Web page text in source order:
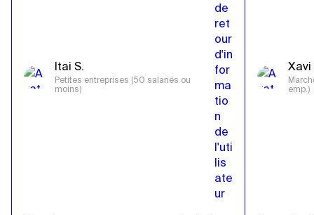
Itai S.
Petites entreprises (50 salariés ou
moins)
Xavi
emp.)